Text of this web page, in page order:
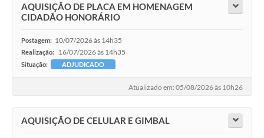
AQUISIÇÃO DE PLACA EM HOMENAGEM
CIDADÃO HONORÁRIO
Postagem: 10/07/2026 às 14h35
Realização: 16/07/2026 às 14h35
Situação: ADJUDICADO
Atualizado em: 05/08/2026 às 10h26
AQUISIÇÃO DE CELULAR E GIMBAL